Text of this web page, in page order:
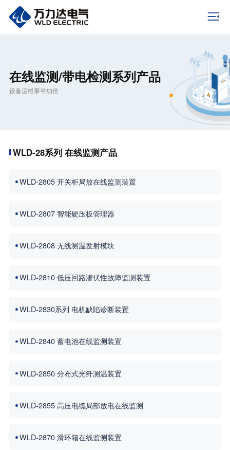
在线监测/带电检测系列产品
设备运维事半功倍
WLD-28系列 在线监测产品
WLD-2805 开关柜局放在线监测装置
WLD-2807 智能硬压板管理器
WLD-2808 无线测温发射模块
WLD-2810 低压回路潜伏性故障监测装置
WLD-2830系列 电机缺陷诊断装置
WLD-2840 蓄电池在线监测装置
WLD-2850 分布式光纤测温装置
WLD-2855 高压电缆局部放电在线监测
WLD-2870 滑环箱在线监测装置